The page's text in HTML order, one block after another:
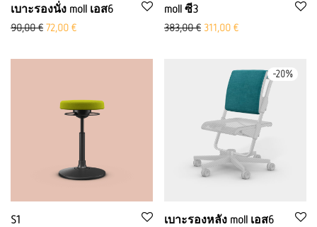
เบาะรองนั่ง moll เอส6
90,00€ ราคาเดิมคือ: 90.00 ยูโร
72,00 €Aktueller Preis ist: 72,00 €.
moll ซี3
383,00€ Ursprünglicher Preis war:
311,00 €Aktueller Preis ist:
S1
-20%
เบาะรองหลัง moll เอส6